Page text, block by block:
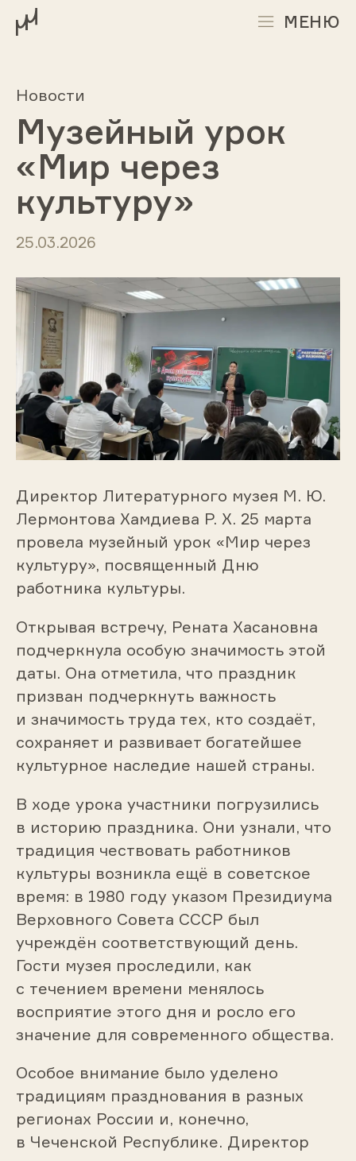
МЕНЮ
Новости
Музейный урок
«Мир через
культуру»
25.03.2026
Директор Литературного музея М. Ю.
Лермонтова Хамдиева Р. Х. 25 марта
провела музейный урок «Мир через
культуру», посвященный Дню
работника культуры.
Открывая встречу, Рената Хасановна
подчеркнула особую значимость этой
даты. Она отметила, что праздник
призван подчеркнуть важность
и значимость труда тех, кто создаёт,
сохраняет и развивает богатейшее
культурное наследие нашей страны.
В ходе урока участники погрузились
в историю праздника. Они узнали, что
традиция чествовать работников
культуры возникла ещё в советское
время: в 1980 году указом Президиума
Верховного Совета СССР был
учреждён соответствующий день.
Гости музея проследили, как
с течением времени менялось
восприятие этого дня и росло его
значение для современного общества.
Особое внимание было уделено
традициям празднования в разных
регионах России и, конечно,
в Чеченской Республике. Директор